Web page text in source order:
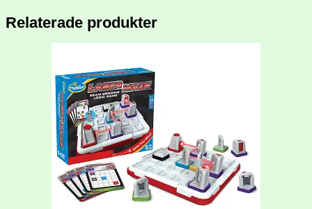
Relaterade produkter